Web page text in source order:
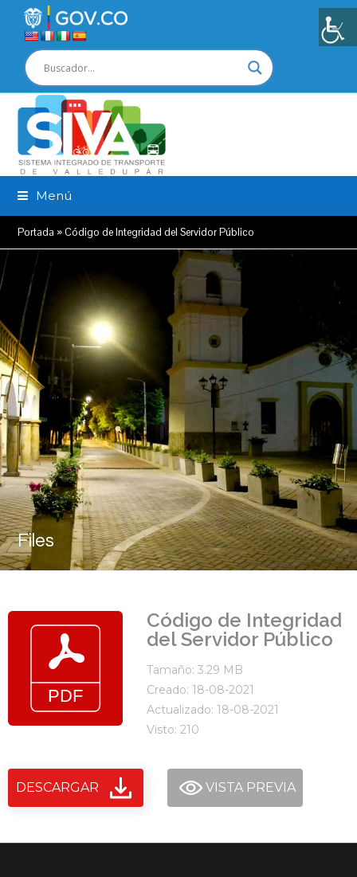
Menú
Portada »Código de Integridad del Servidor Público
Files
Código de Integridad
del Servidor Público
Tamaño: 3.29 MB
Creado: 18-08-2021
Actualizado: 18-08-2021
Visto: 210
DESCARGAR VISTA PREVIA